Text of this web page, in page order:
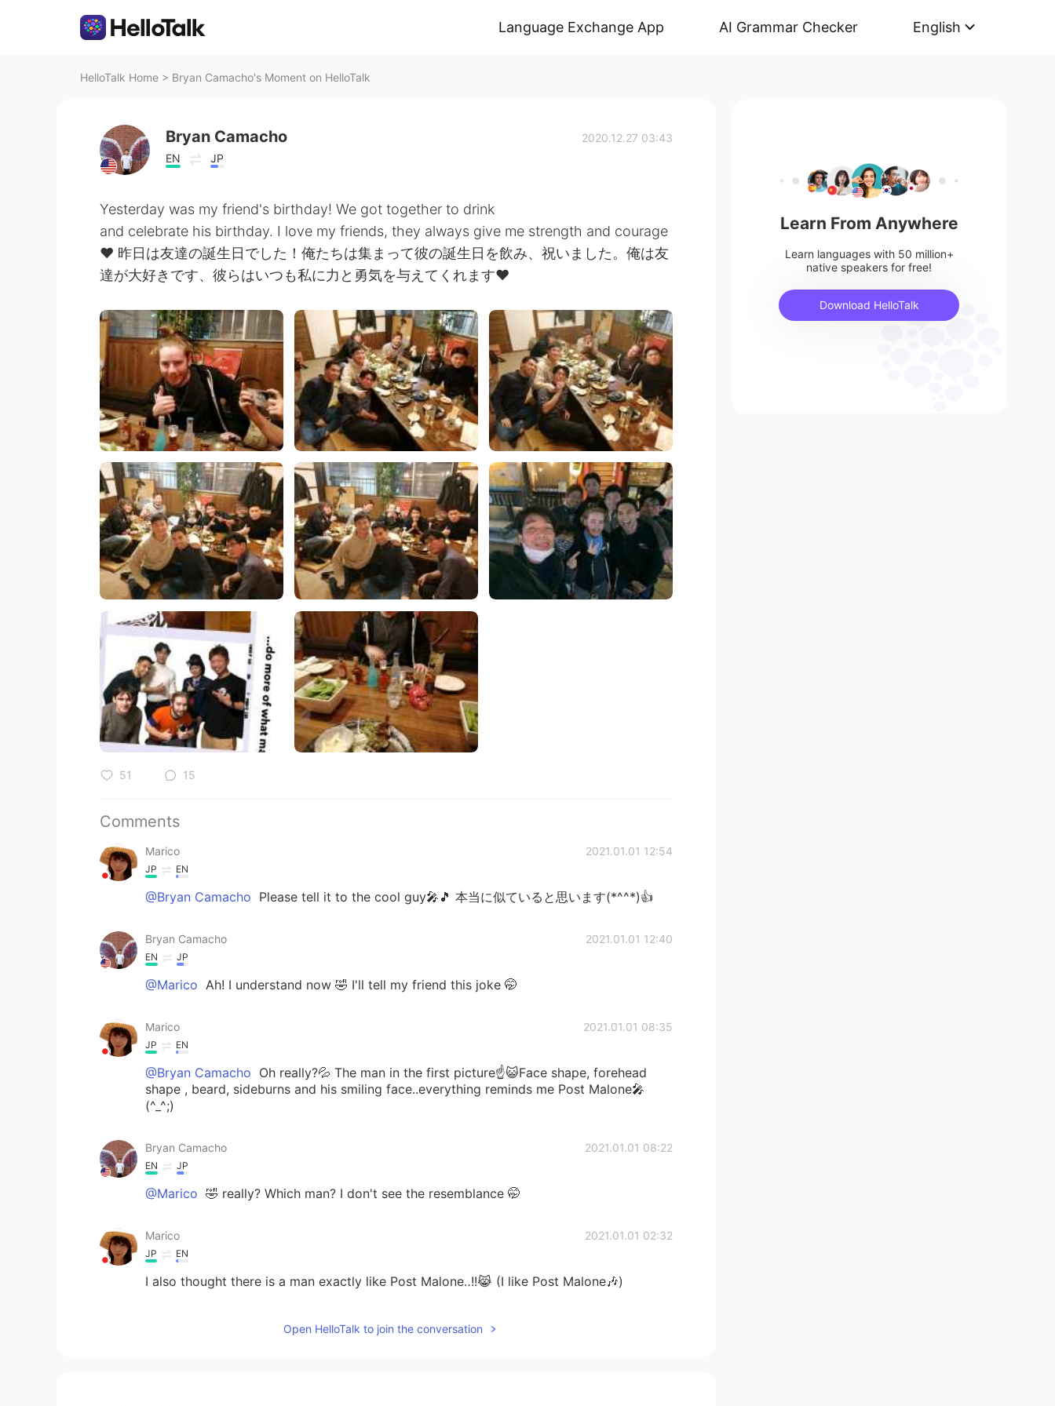
Language Exchange App AI Grammar Checker English
HelloTalk Home > Bryan Camacho's Moment on HelloTalk
Bryan Camacho
EN JP
2020.12.27 03:43
Yesterday was my friend's birthday! We got together to drink
and celebrate his birthday. I love my friends, they always give me strength and courage
❤️ 昨日は友達の誕生日でした！俺たちは集まって彼の誕生日を飲み、祝いました。俺は友
達が大好きです、彼らはいつも私に力と勇気を与えてくれます❤️
51 15
Comments
Marico 2021.01.01 12:54
JP EN
@Bryan Camacho Please tell it to the cool guy🎤🎵 本当に似ていると思います(*^^*)👍
Bryan Camacho 2021.01.01 12:40
EN JP
@Marico Ah! I understand now 🤣 I'll tell my friend this joke 🤭
Marico 2021.01.01 08:35
JP EN
@Bryan Camacho Oh really?💦 The man in the first picture☝😺Face shape, forehead
shape , beard, sideburns and his smiling face..everything reminds me Post Malone🎤
(^_^;)
Bryan Camacho 2021.01.01 08:22
EN JP
@Marico 🤣 really? Which man? I don't see the resemblance 🤭
Marico 2021.01.01 02:32
JP EN
I also thought there is a man exactly like Post Malone‥!!😹 (I like Post Malone🎶)
Open HelloTalk to join the conversation
Learn From Anywhere
Learn languages with 50 million+
native speakers for free!
Download HelloTalk